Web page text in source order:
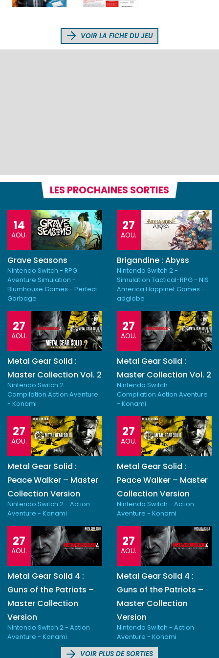
VOIR LA FICHE DU JEU
LES PROCHAINES SORTIES
14
AOU.
Grave Seasons
Nintendo Switch - RPG
Aventure Simulation -
Blumhouse Games - Perfect
Garbage
27
AOU.
Brigandine : Abyss
Nintendo Switch 2 -
Simulation Tactical-RPG - NIS
America Happinet Games -
adglobe
27
AOU.
Metal Gear Solid :
Master Collection Vol. 2
Nintendo Switch 2 -
Compilation Action Aventure
- Konami
27
AOU.
Metal Gear Solid :
Master Collection Vol. 2
Nintendo Switch -
Compilation Action Aventure
- Konami
27
AOU.
Metal Gear Solid :
Peace Walker – Master
Collection Version
Nintendo Switch 2 - Action
Aventure - Konami
27
AOU.
Metal Gear Solid :
Peace Walker – Master
Collection Version
Nintendo Switch - Action
Aventure - Konami
27
AOU.
Metal Gear Solid 4 :
Guns of the Patriots –
Master Collection
Version
Nintendo Switch 2 - Action
Aventure - Konami
27
AOU.
Metal Gear Solid 4 :
Guns of the Patriots –
Master Collection
Version
Nintendo Switch - Action
Aventure - Konami
VOIR PLUS DE SORTIES